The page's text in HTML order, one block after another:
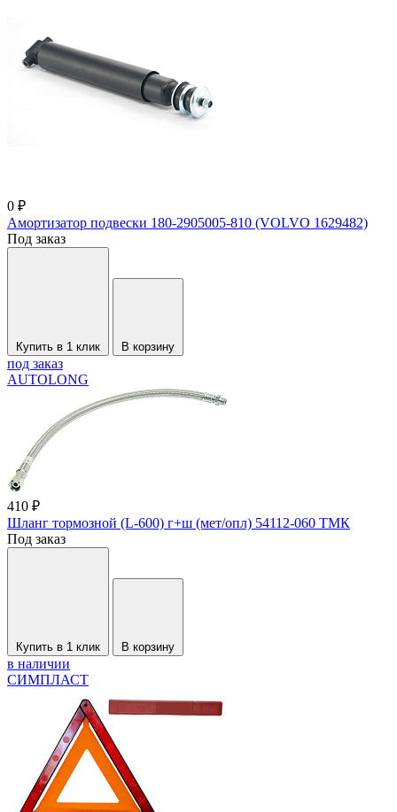
0 ₽
Амортизатор подвески 180-2905005-810 (VOLVO 1629482)
Под заказ
Купить в 1 клик В корзину
под заказ
AUTOLONG
410 ₽
Шланг тормозной (L-600) г+ш (мет/опл) 54112-060 ТМК
Под заказ
Купить в 1 клик В корзину
в наличии
СИМПЛАСТ